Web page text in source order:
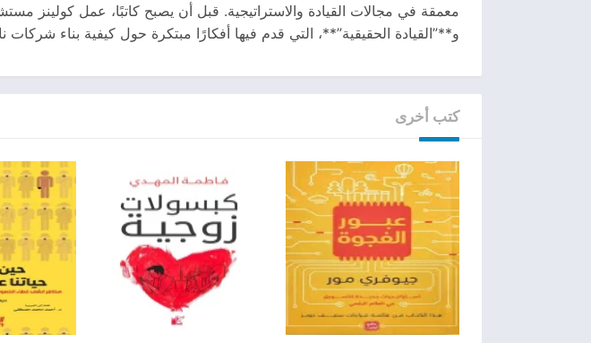
معمقة في مجالات القيادة والاستراتيجية. قبل أن يصبح كاتبًا، عمل كولينز
و**”القيادة الحقيقية”**، التي قدم فيها أفكارًا مبتكرة حول كيفية بناء
كتب أخرى